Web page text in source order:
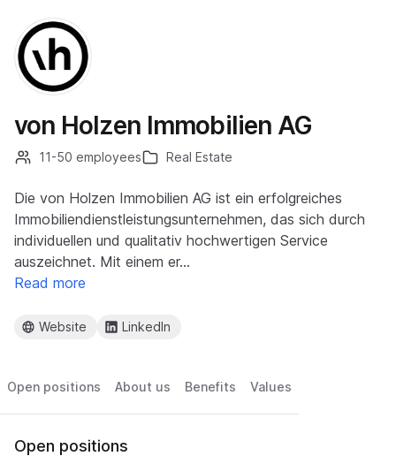
von Holzen Immobilien AG
11-50 employees Real Estate
Die von Holzen Immobilien AG ist ein erfolgreiches
Immobiliendienstleistungsunternehmen, das sich durch
individuellen und qualitativ hochwertigen Service
auszeichnet. Mit einem er…
Read more
Website LinkedIn
Open positions About us Benefits Values
Open positions